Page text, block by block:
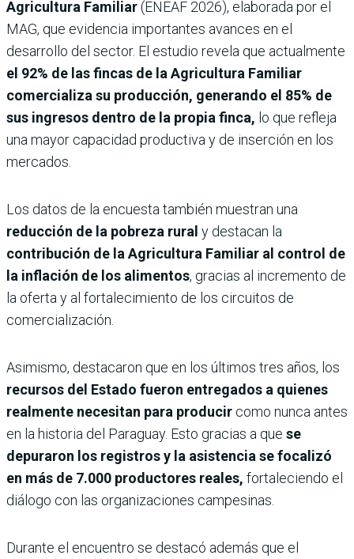
Agricultura Familiar(ENEAF 2026), elaborada por el
MAG, que evidencia importantes avances en el
desarrollo del sector. El estudio revela que actualmente
el 92% de las fincas de la Agricultura Familiar
comercializa su producción, generando el 85% de
sus ingresos dentro de la propia finca, lo que refleja
una mayor capacidad productiva y de inserción en los
mercados.
Los datos de la encuesta también muestran una
reducción de la pobreza rural y destacan la
contribución de la Agricultura Familiar al control de
la inflación de los alimentos, gracias al incremento de
la oferta y al fortalecimiento de los circuitos de
comercialización.
Asimismo, destacaron que en los últimos tres años, los
recursos del Estado fueron entregados a quienes
realmente necesitan para producir como nunca antes
en la historia del Paraguay. Esto gracias a que se
depuraron los registros y la asistencia se focalizó
en más de 7.000 productores reales, fortaleciendo el
diálogo con las organizaciones campesinas.
Durante el encuentro se destacó además que el